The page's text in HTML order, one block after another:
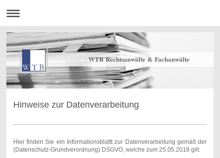
WTB Rechtsanwälte & Fachanwälte
Hinweise zur Datenverarbeitung
Hier finden Sie ein Informationsblattt zur Datenverarbeitung gemäß der
(Datenschutz-Grundverordnung) DSGVO, welche zum 25.05.2018 gilt.